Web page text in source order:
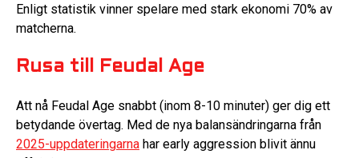
Enligt statistik vinner spelare med stark ekonomi 70% av
matcherna.
Rusa till Feudal Age
Att nå Feudal Age snabbt (inom 8-10 minuter) ger dig ett
betydande övertag. Med de nya balansändringarna från
2025-uppdateringarna har early aggression blivit ännu